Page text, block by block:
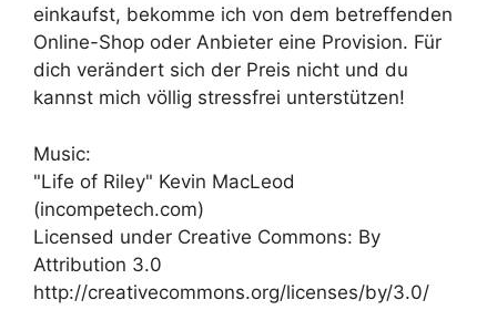
einkaufst, bekomme ich von dem betreffenden
Online-Shop oder Anbieter eine Provision. Für
dich verändert sich der Preis nicht und du
kannst mich völlig stressfrei unterstützen!
Music:
"Life of Riley" Kevin MacLeod
(incompetech.com)
Licensed under Creative Commons: By
Attribution 3.0
http://creativecommons.org/licenses/by/3.0/